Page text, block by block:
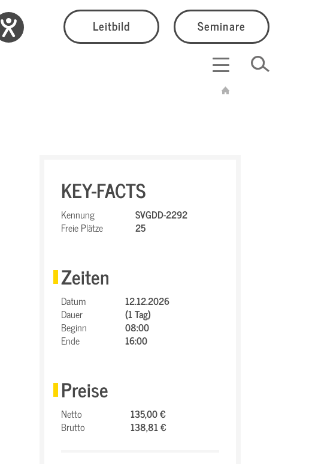
Leitbild Seminare
KEY-FACTS
Kennung
SVGDD-2292
Freie Plätze
25
Zeiten
Datum
12.12.2026
Dauer
(1 Tag)
Beginn
08:00
Ende
16:00
Preise
Netto
135,00 €
Brutto
138,81 €